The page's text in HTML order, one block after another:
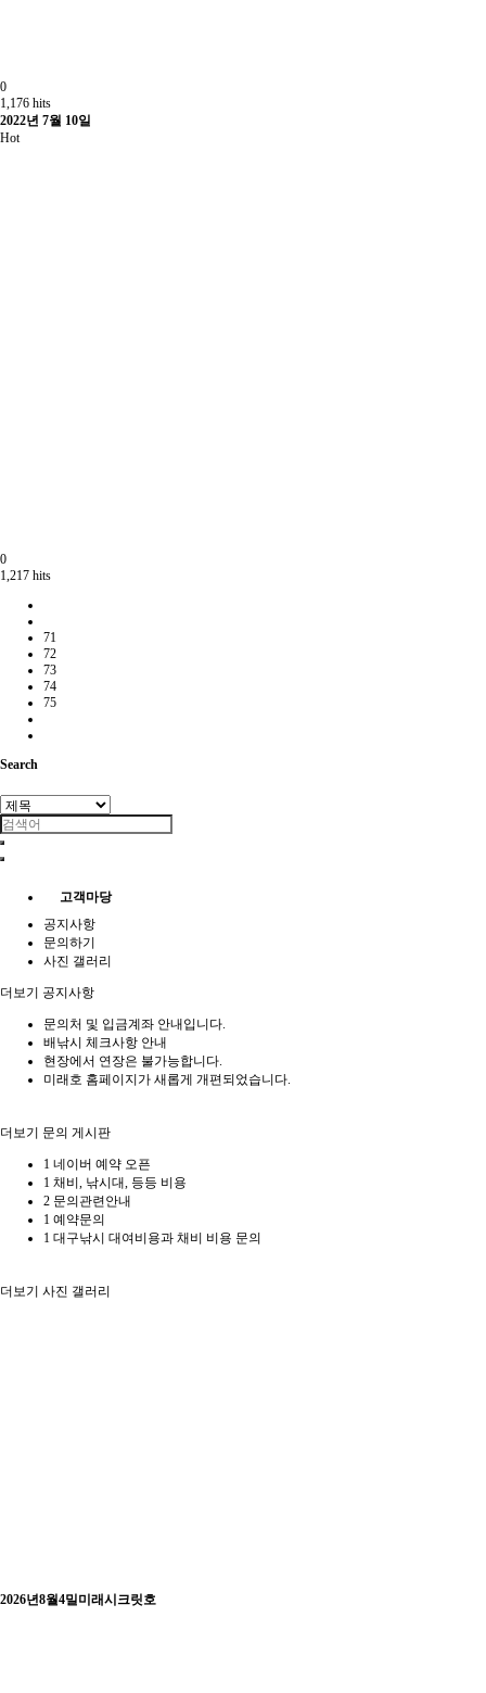
0
1,176 hits
2022년 7월 10일
Hot
0
1,217 hits
71
72
73
74
75
Search
고객마당
공지사항
문의하기
사진 갤러리
더보기 공지사항
문의처 및 입금계좌 안내입니다.
배낚시 체크사항 안내
현장에서 연장은 불가능합니다.
미래호 홈페이지가 새롭게 개편되었습니다.
더보기 문의 게시판
1 네이버 예약 오픈
1 채비, 낚시대, 등등 비용
2 문의관련안내
1 예약문의
1 대구낚시 대여비용과 채비 비용 문의
더보기 사진 갤러리
2026년8월4밀미래시크릿호